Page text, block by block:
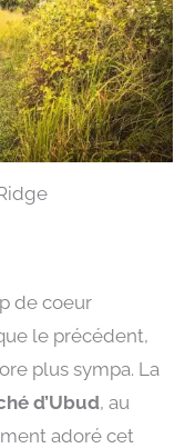
de coeur
le précédent,
plus sympa. La
d’Ubud, au
adoré cet